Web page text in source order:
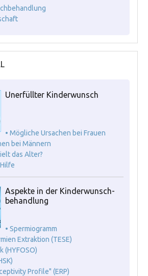
Unerfüllter Kinderwunsch
• Mögliche Ursachen bei Frauen
bei Männern
das Alter?
Aspekte in der Kinderwunsch-
behandlung
• Spermiogramm
Extraktion (TESE)
(HYFOSO)
Profile" (ERP)